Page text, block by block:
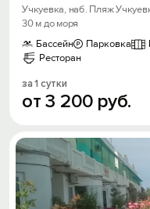
Учкуевка, наб. Пляж
30 м до моря
Бассейн
Парковка
Ресторан
за 1 сутки
от3 200 руб.